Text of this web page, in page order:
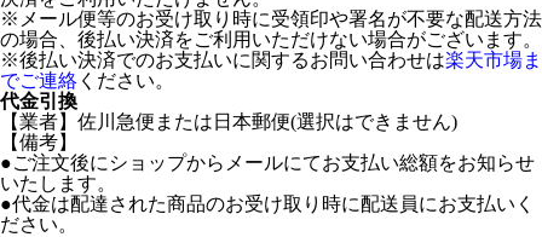
※メール便等のお受け取り時に受領印や署名が不要な配送方法
の場合、後払い決済をご利用いただけない場合がございます。
※後払い決済でのお支払いに関するお問い合わせは楽天市場ま
でご連絡 ください。
代金引換
【業者】佐川急便または日本郵便(選択はできません)
【備考】
●ご注文後にショップからメールにてお支払い総額をお知らせ
いたします。
●代金は配達された商品のお受け取り時に配送員にお支払いく
ださい。